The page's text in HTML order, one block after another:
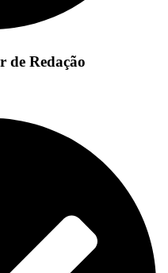
de Redação